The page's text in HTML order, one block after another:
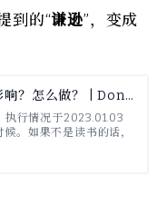
到的“谦逊”，变成
031 “道德完善计划”是什么？有何影响？怎么做？ | Dongdong’s Blog
执行情况于2023.01.03
。如果不是读书的话，
油打气，努力完成这个